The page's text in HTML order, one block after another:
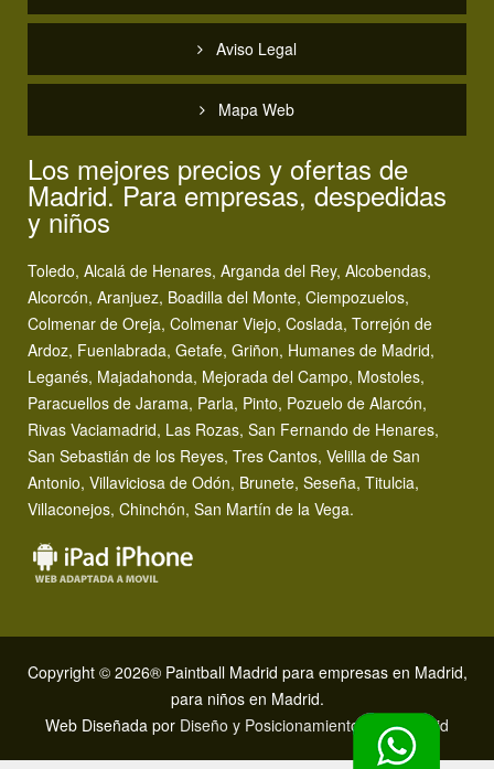
Aviso Legal
Mapa Web
Los mejores precios y ofertas de
Madrid. Para empresas, despedidas
y niños
Toledo, Alcalá de Henares, Arganda del Rey, Alcobendas,
Alcorcón, Aranjuez, Boadilla del Monte, Ciempozuelos,
Colmenar de Oreja, Colmenar Viejo, Coslada, Torrejón de
Ardoz, Fuenlabrada, Getafe, Griñon, Humanes de Madrid,
Leganés, Majadahonda, Mejorada del Campo, Mostoles,
Paracuellos de Jarama, Parla, Pinto, Pozuelo de Alarcón,
Rivas Vaciamadrid, Las Rozas, San Fernando de Henares,
San Sebastián de los Reyes, Tres Cantos, Velilla de San
Antonio, Villaviciosa de Odón, Brunete, Seseña, Titulcia,
Villaconejos, Chinchón, San Martín de la Vega.
Copyright © 2026® Paintball Madrid para empresas en Madrid,
para niños en Madrid.
Web Diseñada por Diseño y Posicionamiento SEO Madrid